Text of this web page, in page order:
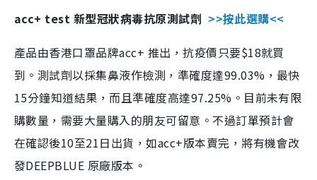
acc+ test 新型冠狀病毒抗原測試劑 >>按此選購<<
產品由香港口罩品牌acc+ 推出，抗疫價只要$18就買
到。測試劑以採集鼻液作檢測，準確度達99.03%，最快
15分鐘知道結果，而且準確度高達97.25%。目前未有限
購數量，需要大量購入的朋友可留意。不過訂單預計會
在確認後10至21日出貨，如acc+版本賣完，將有機會改
發DEEPBLUE 原廠版本。